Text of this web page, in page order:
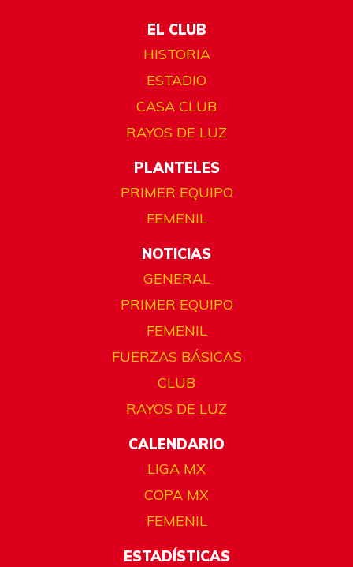
EL CLUB
HISTORIA
ESTADIO
CASA CLUB
RAYOS DE LUZ
PLANTELES
PRIMER EQUIPO
FEMENIL
NOTICIAS
GENERAL
PRIMER EQUIPO
FEMENIL
FUERZAS BÁSICAS
CLUB
RAYOS DE LUZ
CALENDARIO
LIGA MX
COPA MX
FEMENIL
ESTADÍSTICAS